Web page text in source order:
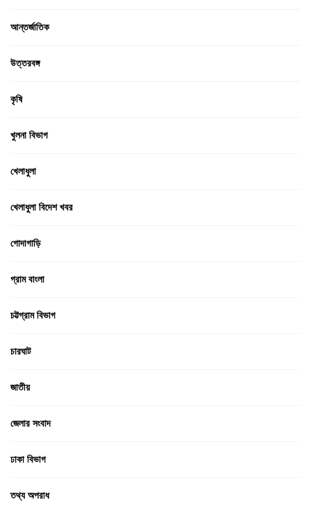
আন্তর্জাতিক
উত্তরবঙ্গ
কৃষি
খুলনা বিভাগ
খেলাধুলা
খেলাধুলা বিদেশ খবর
গোদাগাড়ি
গ্রাম বাংলা
চট্টগ্রাম বিভাগ
চারঘাট
জাতীয়
জেলার সংবাদ
ঢাকা বিভাগ
তথ্য অপরাধ